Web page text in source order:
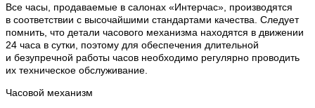
Все часы, продаваемые в салонах «Интерчас», производятся
в соответствии с высочайшими стандартами качества. Следует
помнить, что детали часового механизма находятся в движении
24 часа в сутки, поэтому для обеспечения длительной
и безупречной работы часов необходимо регулярно проводить
их техническое обслуживание.
Часовой механизм